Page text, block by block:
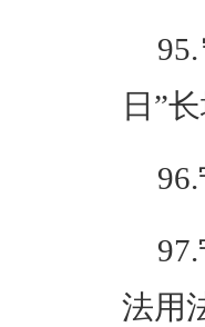
日”
法用